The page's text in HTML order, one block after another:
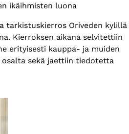
ikäihmisten luona
tarkistuskierros Oriveden kylillä
Kierroksen aikana selvitettiin
erityisesti kauppa- ja muiden
sekä jaettiin tiedotetta